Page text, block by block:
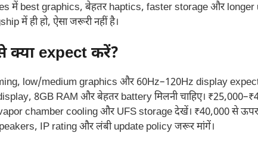
में best graphics, बेहतर haptics, faster storage और longer
में ही हो, ऐसा जरूरी नहीं है।
क्या expect करें?
low/medium graphics और 60Hz–120Hz display
8GB RAM और बेहतर battery मिलनी चाहिए।
chamber cooling और UFS storage देखें। ₹40,000 से
IP rating और लंबी update policy जरूर मांगें।